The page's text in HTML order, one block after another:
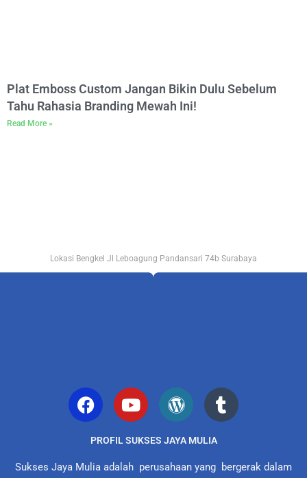
Plat Emboss Custom Jangan Bikin Dulu Sebelum
Tahu Rahasia Branding Mewah Ini!
Read More »
Lokasi Bengkel Jl Leboagung Pandansari 74b Surabaya
PROFIL SUKSES JAYA MULIA
Sukses Jaya Mulia adalah perusahaan yang bergerak dalam